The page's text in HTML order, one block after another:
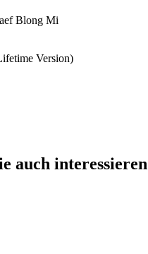
Blong Mi
Version)
auch interessieren